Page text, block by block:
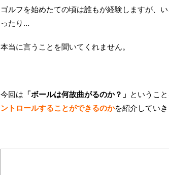
ゴルフを始めたての頃は誰もが経験しますが、
ったり…
本当に言うことを聞いてくれません。
今回は 「ボールは何故曲がるのか？」 というこ
ントロールすることができるのかを紹介していき